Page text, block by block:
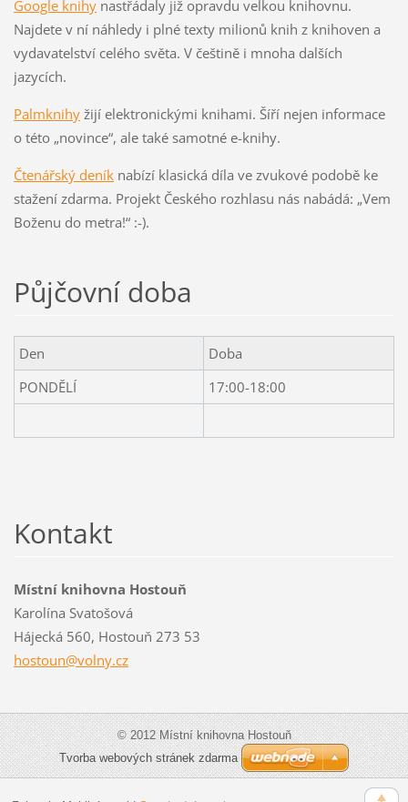
Google knihynastřádaly již opravdu velkou knihovnu.
Najdete v ní náhledy i plné texty milionů knih z knihoven a
vydavatelství celého světa. V češtině i mnoha dalších
jazycích.
Palmknihyžijí elektronickými knihami. Šíří nejen informace
o této „novince“, ale také samotné e-knihy.
Čtenářský deníknabízí klasická díla ve zvukové podobě ke
stažení zdarma. Projekt Českého rozhlasu nás nabádá: „Vem
Boženu do metra!“ :-).
Půjčovní doba
Den
Doba
PONDĚLÍ
17:00-18:00
Kontakt
Místní knihovna Hostouň
Karolína Svatošová
Hájecká 560, Hostouň 273 53
hostoun@volny.cz
© 2012 Místní knihovna Hostouň
Tvorba webových stránek zdarma